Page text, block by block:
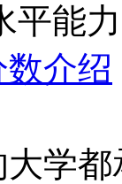
平能
介绍
学